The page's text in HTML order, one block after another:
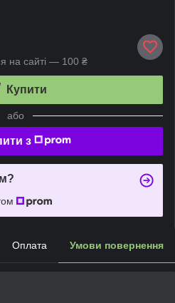
на сайті — 100 ₴
Купити
або
з
Оплата Умови повернення